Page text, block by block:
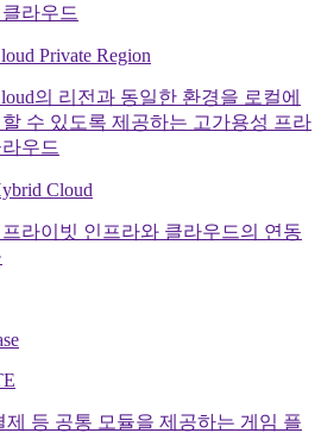
라우드
Private Region
의 리전과 동일한 환경을 로컬에
수 있도록 제공하는 고가용성 프라
우드
Cloud
라이빗 인프라와 클라우드의 연동
제 등 공통 모듈을 제공하는 게임 플